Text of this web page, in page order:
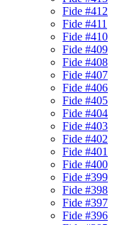
Fide #412
Fide #411
Fide #410
Fide #409
Fide #408
Fide #407
Fide #406
Fide #405
Fide #404
Fide #403
Fide #402
Fide #401
Fide #400
Fide #399
Fide #398
Fide #397
Fide #396